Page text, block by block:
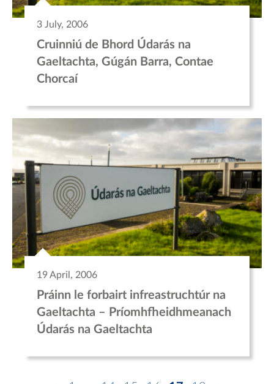
3 July, 2006
Cruinniú de Bhord Údarás na
Gaeltachta, Gúgán Barra, Contae
Chorcaí
19 April, 2006
Práinn le forbairt infreastruchtúr na
Gaeltachta – Príomhfheidhmeanach
Údarás na Gaeltachta